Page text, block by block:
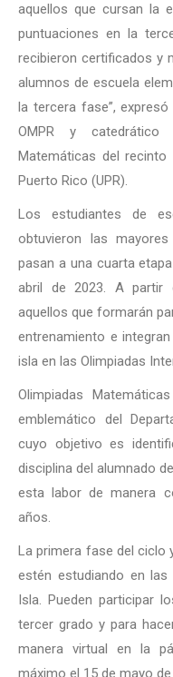
aquellos que cursan la
puntuaciones en la
recibieron certificados y
alumnos de escuela
la tercera fase”,
OMPR y catedrático
Matemáticas del recinto
Puerto Rico (UPR).
Los estudiantes de
obtuvieron las
pasan a una cuarta
abril de 2023. A partir
aquellos que formarán
entrenamiento e
isla en las Olimpiadas
Olimpiadas
emblemático del
cuyo objetivo es
disciplina del alumnado
esta labor de manera
años.
La primera fase del ciclo
estén estudiando en
Isla. Pueden participar
tercer grado y para
manera virtual en la
máximo el 15 de mayo de